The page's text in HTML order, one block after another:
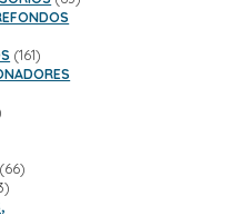
161161
productos
6666
13